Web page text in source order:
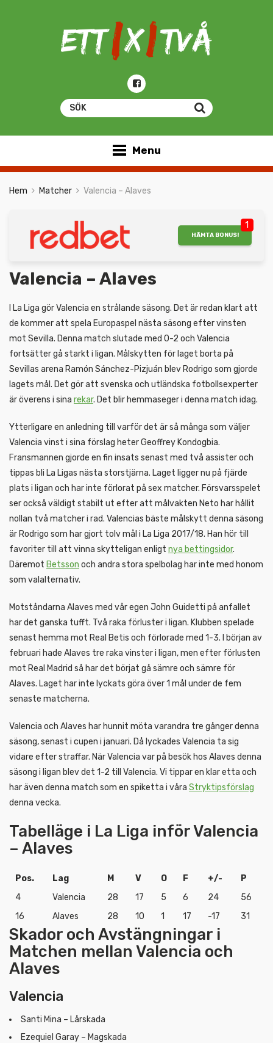
Menu
Hem Matcher Valencia – Alaves
1
HÄMTA BONUS!
Valencia – Alaves
I La Liga gör Valencia en strålande säsong. Det är redan klart att
de kommer att spela Europaspel nästa säsong efter vinsten
mot Sevilla. Denna match slutade med 0-2 och Valencia
fortsätter gå starkt i ligan. Målskytten för laget borta på
Sevillas arena Ramón Sánchez-Pizjuán blev Rodrigo som gjorde
lagets mål. Det gör att svenska och utländska fotbollsexperter
är överens i sina rekar. Det blir hemmaseger i denna match idag.
Ytterligare en anledning till varför det är så många som väljer
Valencia vinst i sina förslag heter Geoffrey Kondogbia.
Fransmannen gjorde en fin insats senast med två assister och
tippas bli La Ligas nästa storstjärna. Laget ligger nu på fjärde
plats i ligan och har inte förlorat på sex matcher. Försvarsspelet
ser också väldigt stabilt ut efter att målvakten Neto har hållit
nollan två matcher i rad. Valencias bäste målskytt denna säsong
är Rodrigo som har gjort tolv mål i La Liga 2017/18. Han hör till
favoriter till att vinna skytteligan enligt nya bettingsidor.
Däremot Betsson och andra stora spelbolag har inte med honom
som valalternativ.
Motståndarna Alaves med vår egen John Guidetti på anfallet
har det ganska tufft. Två raka förluster i ligan. Klubben spelade
senast hemma mot Real Betis och förlorade med 1-3. I början av
februari hade Alaves tre raka vinster i ligan, men efter förlusten
mot Real Madrid så har det börjat gå sämre och sämre för
Alaves. Laget har inte lyckats göra över 1 mål under de fem
senaste matcherna.
Valencia och Alaves har hunnit möta varandra tre gånger denna
säsong, senast i cupen i januari. Då lyckades Valencia ta sig
vidare efter straffar. När Valencia var på besök hos Alaves denna
säsong i ligan blev det 1-2 till Valencia. Vi tippar en klar etta och
har även denna match som en spiketta i våra Stryktipsförslag
denna vecka.
Tabelläge i La Liga inför Valencia
– Alaves
Pos. Lag M V O F +/-
P
4
Valencia 28 17 5 6 24
56
16
Alaves 28 10 1 17 -17 31
Skador och Avstängningar i
Matchen mellan Valencia och
Alaves
Valencia
Santi Mina – Lårskada
Ezequiel Garay – Magskada